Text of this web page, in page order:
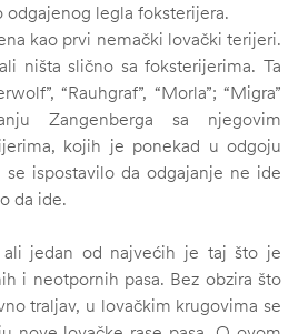
odgajenog legla foksterijera.
kao prvi nemački lovački terijeri.
ništa slično sa foksterijerima. Ta
“Rauhgraf”, “Morla”; “Migra”
Zangenberga sa njegovim
kojih je ponekad u odgoju
ispostavilo da odgajanje ne ide
da ide.
jedan od najvećih je taj što je
i neotpornih pasa. Bez obzira što
traljav, u lovačkim krugovima se